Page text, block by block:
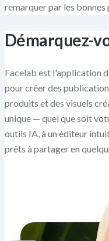
remarquer par les bonnes
Démarquez-
Facelab est l'application
pour créer des
produits et des visuels
unique — quel que soit
outils IA, à un éditeur
prêts à partager en